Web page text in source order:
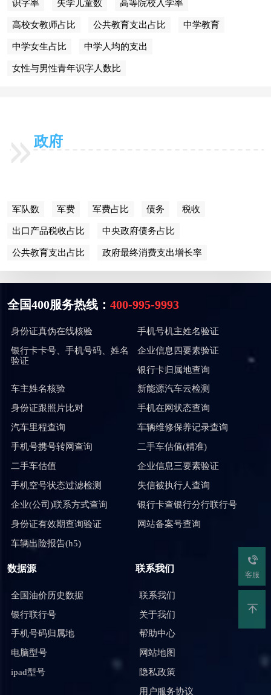
识字率 失学儿童数 高等院校入学率
高校女教师占比 公共教育支出占比 中学教育
中学女生占比 中学人均的支出
女性与男性青年识字人数比
政府
军队数 军费 军费占比 债务 税收
出口产品税收占比 中央政府债务占比
公共教育支出占比 政府最终消费支出增长率
全国400服务热线： 400-995-9993
身份证真伪在线核验
手机号机主姓名验证
银行卡卡号、手机号码、姓名
验证
企业信息四要素验证
银行卡归属地查询
车主姓名核验
新能源汽车云检测
身份证跟照片比对
手机在网状态查询
汽车里程查询
车辆维修保养记录查询
手机号携号转网查询
二手车估值(精准)
二手车估值
企业信息三要素验证
手机空号状态过滤检测
失信被执行人查询
企业(公司)联系方式查询
银行卡查银行分行联行号
身份证有效期查询验证
网站备案号查询
车辆出险报告(h5)
数据源
全国油价历史数据
银行联行号
手机号码归属地
电脑型号
ipad型号
联系我们
联系我们
关于我们
帮助中心
网站地图
隐私政策
用户服务协议
客服